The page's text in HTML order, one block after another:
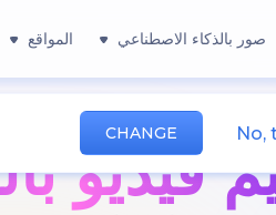
صور بالذكاء الاصطناعي المواقع
CHANGE No,
فيديو